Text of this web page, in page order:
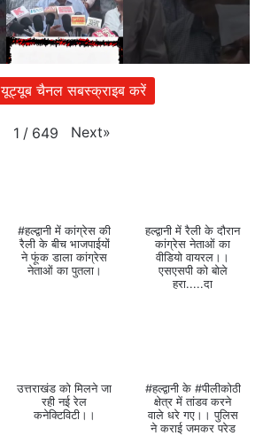
यूट्यूब चैनल सबस्क्राइब करें
1 / 649 Next»
#हल्द्वानी में कांग्रेस की
रैली के बीच भाजपाईयों
ने फूंक डाला कांग्रेस
नेताओं का पुतला।
हल्द्वानी में रैली के दौरान
कांग्रेस नेताओं का
वीडियो वायरल।।
एसएसपी को बोले
हरा.....दा
उत्तराखंड को मिलने जा
रही नई रेल
कनेक्टिविटी।।
#हल्द्वानी के #पीलीकोठी
क्षेत्र में तांडव करने
वाले धरे गए।। पुलिस
ने कराई जमकर परेड